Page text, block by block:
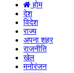
होम
देश
विदेश
राज्य
अपना शहर
राजनीति
खेल
मनोरंजन